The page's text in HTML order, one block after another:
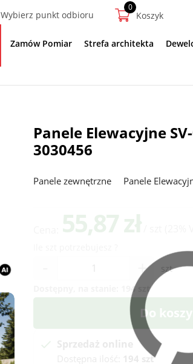
Wybierz punkt odbioru Koszyk
Zamów Pomiar Strefa architekta
Panele Elewacyjne
3030456
Panele zewnętrzne Panele
+
szt
194 szt
Do
194 szt